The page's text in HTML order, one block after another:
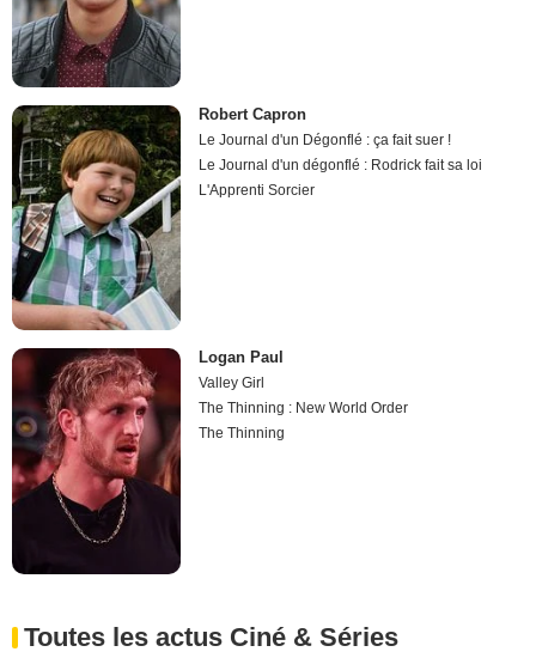
Robert Capron
Le Journal d'un Dégonflé : ça fait suer !
Le Journal d'un dégonflé : Rodrick fait sa loi
L'Apprenti Sorcier
Logan Paul
Valley Girl
The Thinning : New World Order
The Thinning
Toutes les actus Ciné & Séries